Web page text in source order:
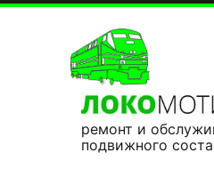
ремонт и
подвижного